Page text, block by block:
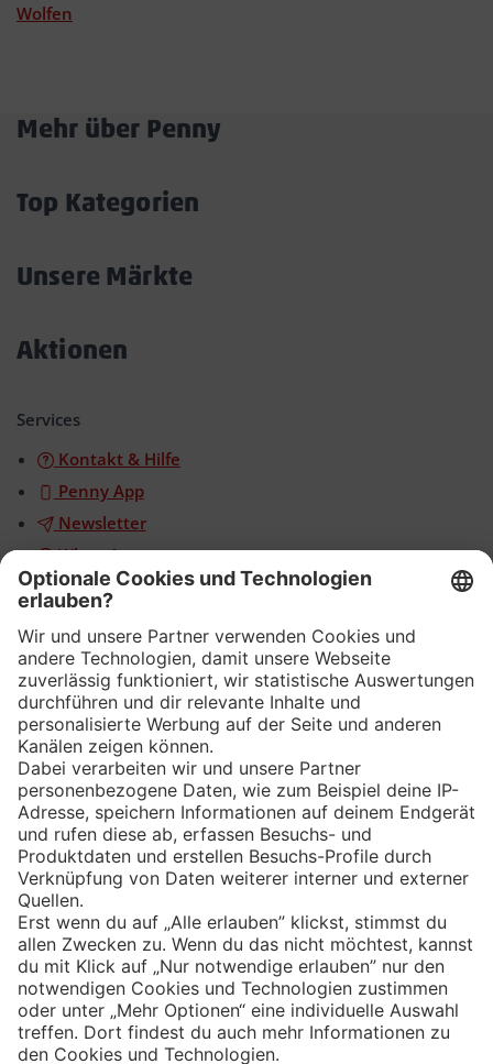
Wolfen
Mehr über Penny
Top Kategorien
Unsere Märkte
Aktionen
Services
Kontakt & Hilfe
Penny App
Newsletter
WhatsApp
App
Eishockey